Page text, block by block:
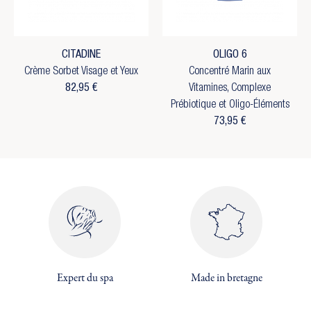
Créer une liste d'envies
((modalTitle))
Connexion
CITADINE
Crème Sorbet Visage et Yeux
82,95 €
OLIGO 6
Concentré Marin aux
Vitamines, Complexe
Prébiotique et Oligo-Éléments
73,95 €
Expert du spa Made in bretagne